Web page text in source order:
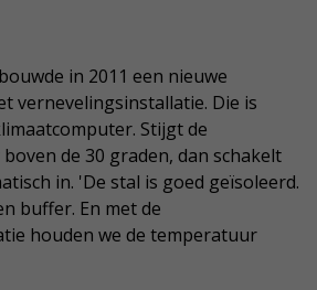
in 2011 een nieuwe
vernevelingsinstallatie. Die is
Stijgt de
de 30 graden, dan schakelt
in. 'De stal is goed geïsoleerd.
buffer. En met de
houden we de temperatuur